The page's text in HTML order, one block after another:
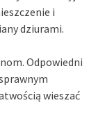
i
dziurami.
Odpowiedni
wieszać